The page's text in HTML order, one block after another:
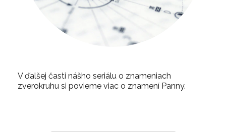
V ďalšej časti nášho seriálu o znameniach
zverokruhu si povieme viac o znamení Panny.